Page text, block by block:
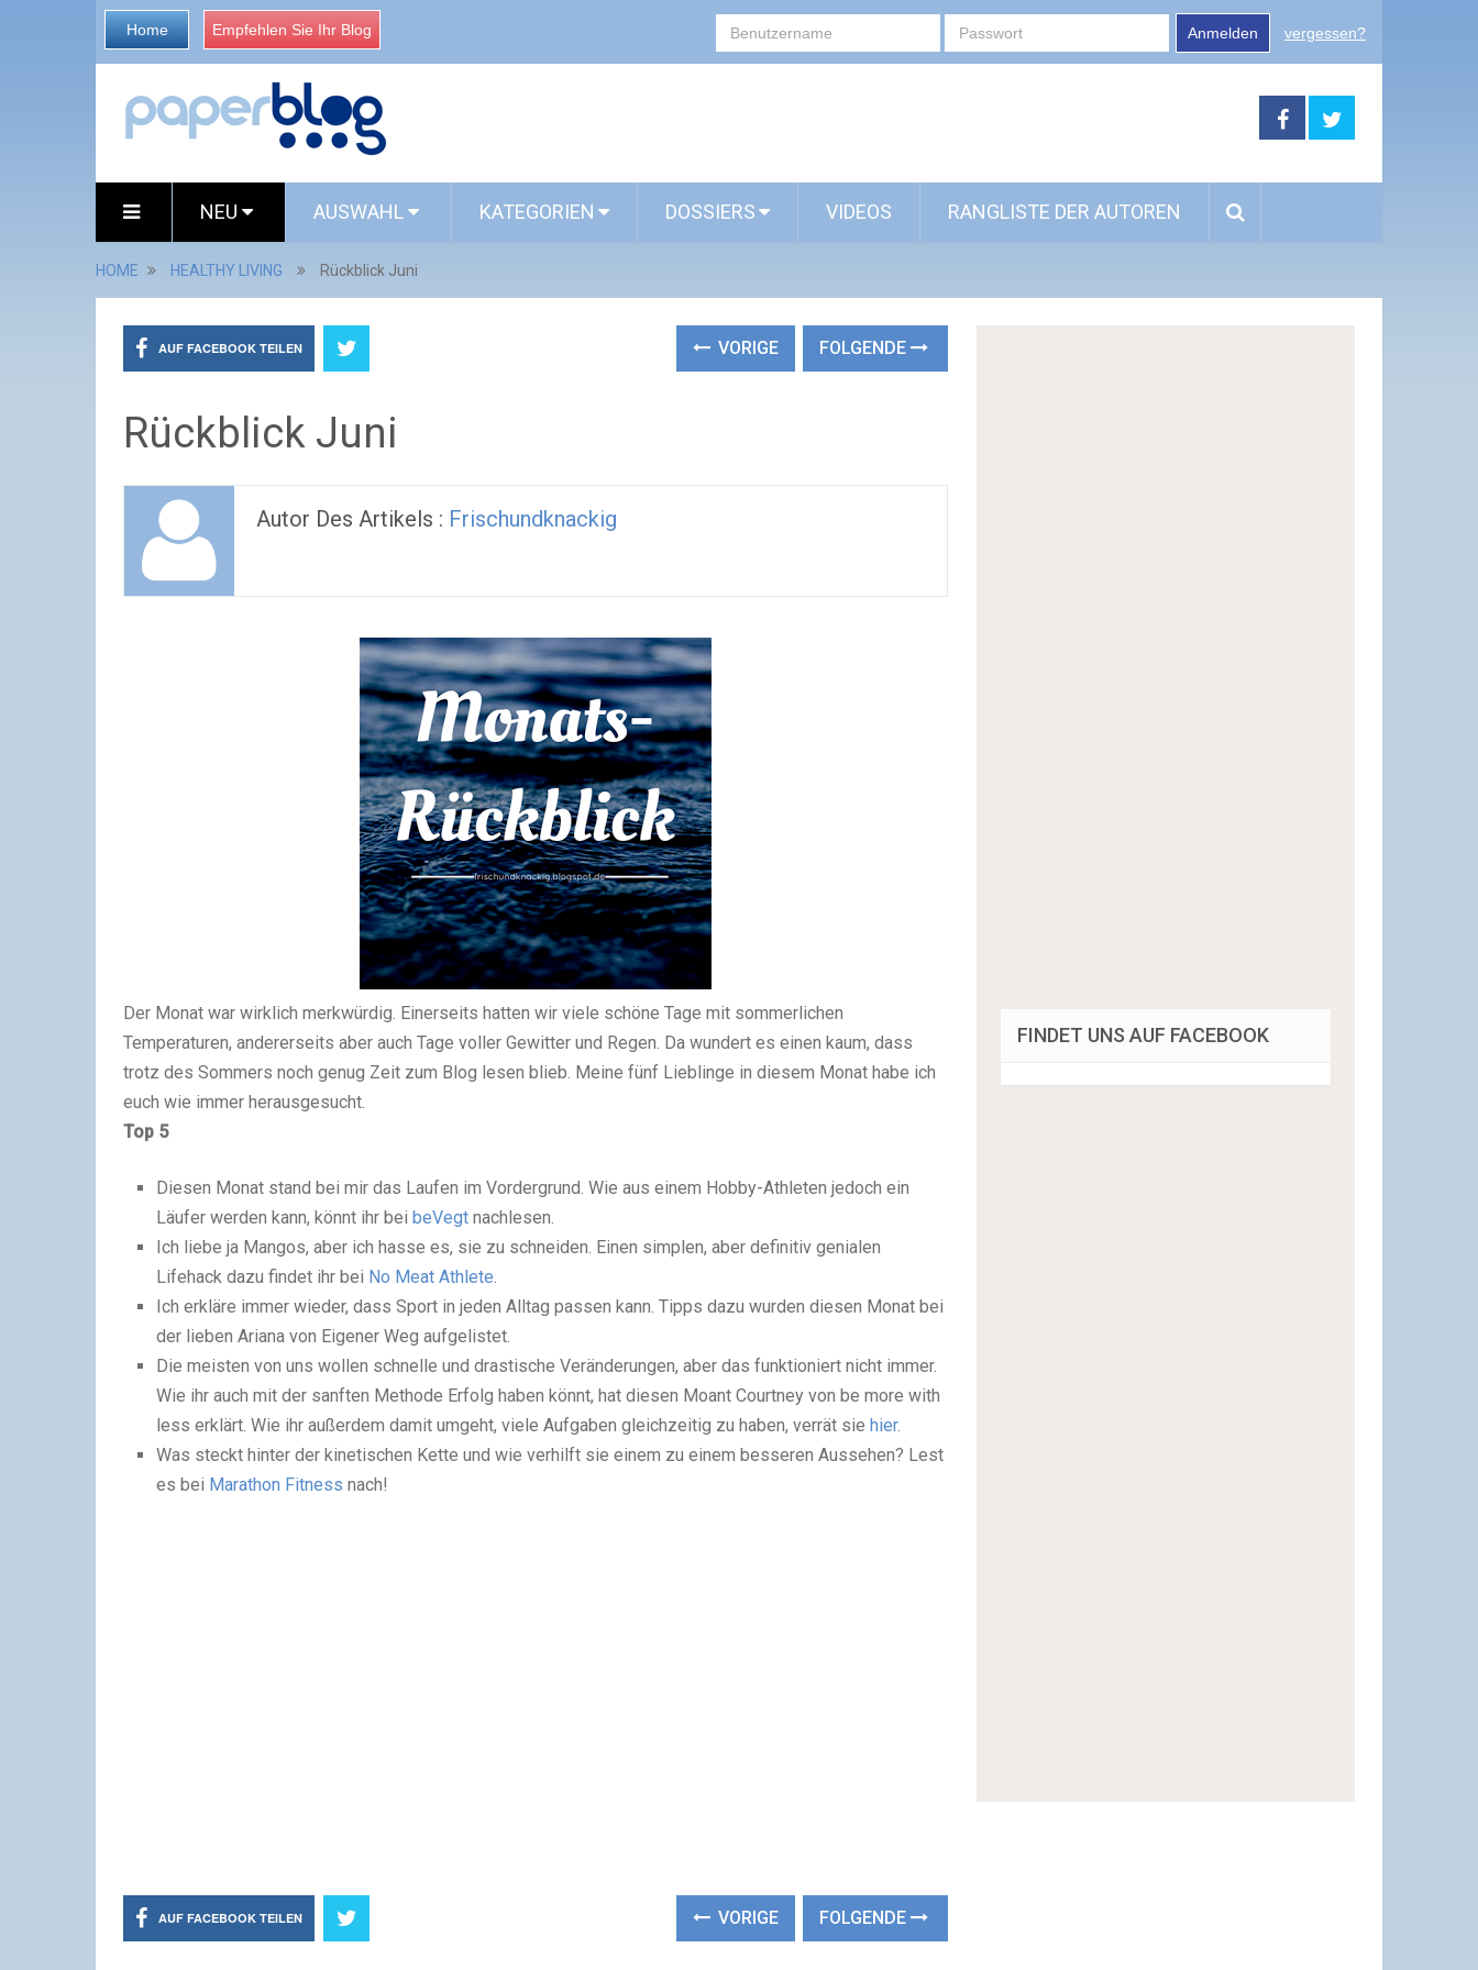
Home Empfehlen Sie Ihr Blog Anmelden vergessen?
NEU AUSWAHL KATEGORIEN DOSSIERS VIDEOS RANGLISTE DER AUTOREN
HOME HEALTHY LIVING Rückblick Juni
AUF FACEBOOK TEILEN VORIGE FOLGENDE
Rückblick Juni
Autor Des Artikels : Frischundknackig
Der Monat war wirklich merkwürdig. Einerseits hatten wir viele schöne Tage mit sommerlichen
Temperaturen, andererseits aber auch Tage voller Gewitter und Regen. Da wundert es einen kaum, dass
trotz des Sommers noch genug Zeit zum Blog lesen blieb. Meine fünf Lieblinge in diesem Monat habe ich
euch wie immer herausgesucht.
Top 5
Diesen Monat stand bei mir das Laufen im Vordergrund. Wie aus einem Hobby-Athleten jedoch ein
Läufer werden kann, könnt ihr beibeVegt nachlesen.
Ich liebe ja Mangos, aber ich hasse es, sie zu schneiden. Einen simplen, aber definitiv genialen
Lifehack dazu findet ihr bei No Meat Athlete.
Ich erkläre immer wieder, dass Sport in jeden Alltag passen kann. Tipps dazu wurden diesen Monat bei
der lieben Ariana von Eigener Weg aufgelistet.
Die meisten von uns wollen schnelle und drastische Veränderungen, aber das funktioniert nicht immer.
Wie ihr auch mit der sanften Methode Erfolg haben könnt, hat diesen Moant Courtney von be more with
less erklärt. Wie ihr außerdem damit umgeht, viele Aufgaben gleichzeitig zu haben, verrät siehier.
Was steckt hinter der kinetischen Kette und wie verhilft sie einem zu einem besseren Aussehen? Lest
es bei Marathon Fitness nach!
AUF FACEBOOK TEILEN VORIGE FOLGENDE
FINDET UNS AUF FACEBOOK